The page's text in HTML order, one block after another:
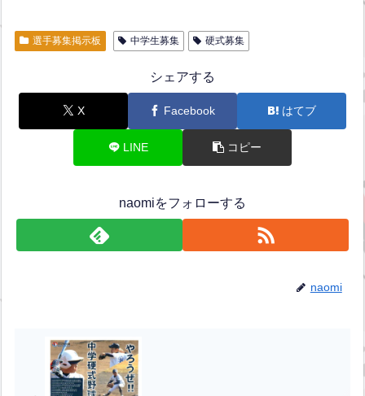
選手募集掲示板 中学生募集 硬式募集
シェアする
X Facebook はてブ
LINE コピー
naomiをフォローする
naomi